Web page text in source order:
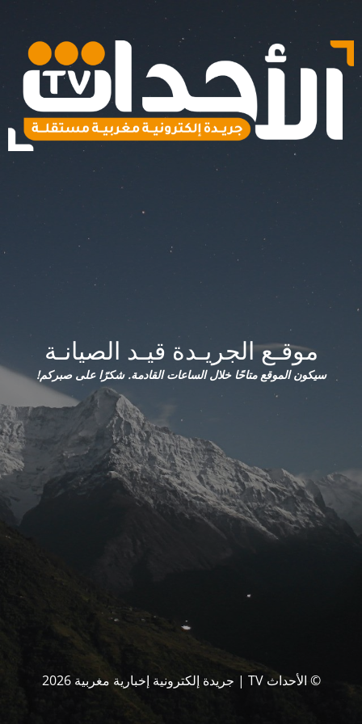
موقـع الجريـدة قيـد الصيانـة
سيكون الموقع متاحًا خلال الساعات القادمة. شكرًا على صبركم!
© الأحداث TV | جريدة إلكترونية إخبارية مغربية 2026